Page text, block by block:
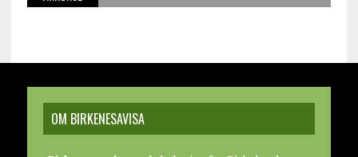
OM BIRKENESAVISA